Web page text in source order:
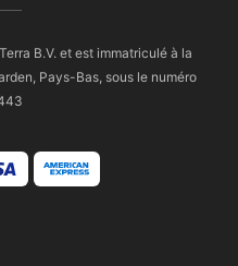
B.V. et est immatriculé à la
Pays-Bas, sous le numéro